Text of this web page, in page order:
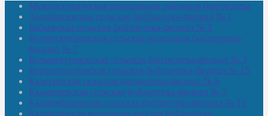
Межпоселенческая центральная районная библиотека
Амзибашевская сельская библиотека-филиал № 1
Бабаевская сельская библиотека-филиал № 2
Большекачаковская сельская модельная библиотека-
филиал № 7
Большекуразовская сельская библиотека-филиал № 3
Верхнетыхтемская сельская библиотека-филиал № 15
Калегинская сельская библиотека-филиал № 6
Калмашевская сельская библиотека-филиал № 5
Калмиябашевская сельская библиотека-филиал № 13
Калтасинская модельная детская библиотека